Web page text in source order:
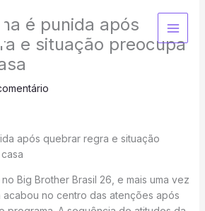
é punida após
e situação preocupa
após quebrar regra e situação
Big Brother Brasil 26, e mais uma vez
acabou no centro das atenções após